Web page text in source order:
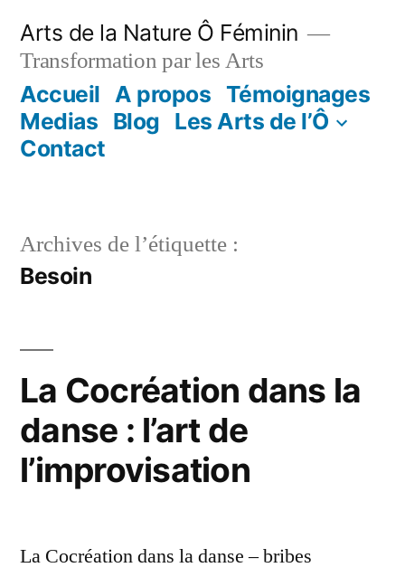
contenu
Arts de la Nature Ô Féminin
Transformation par les Arts
Accueil A propos Témoignages
Medias Blog Les Arts de l’Ô
Contact
Archives de l’étiquette :
Besoin
La Cocréation dans la
danse : l’art de
l’improvisation
La Cocréation dans la danse – bribes